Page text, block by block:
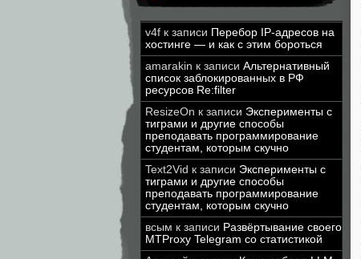
v4f к записи Перебор IP-адресов на
хостинге — и как с этим бороться
amarakin к записи Альтернативный
список заблокированных в РФ
ресурсов Re:filter
ResizeOn к записи Эксперименты с
тиграми и другие способы
преподавать программирование
студентам, которым скучно
Text2Vid к записи Эксперименты с
тиграми и другие способы
преподавать программирование
студентам, которым скучно
всым к записи Развёртывание своего
MTProxy Telegram со статистикой